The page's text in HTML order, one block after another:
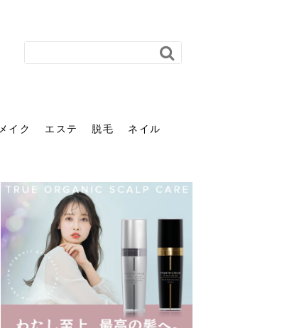
花粉で髪がパサパサするの
はなぜ？原因と落とし方・
肌に合う髪色、どう見つけ
る？「イエベ」「ブルベ」
40代のパーマがダレる原因
とは？自宅でできる復活術
前髪を薄くするための美容
院の頼み方とは？失敗しな
ヘッドスパで頭皮をケアし
よう！ヘッドスパの効果と
ストレスで髪の毛はどう変
わる？抜け毛・パサつきの
40代の髪を悩みに最適！韓
国発「ダリーフ」でヘアセ
メイク
「おしゃれ」と「身だしな
み」は違う。相手に信頼感
エステ
エステの勧誘が怖い人へ。
断ることは悪くない。自分
脱毛
「今さら」なんて言わせな
い。40代のVIO・顔脱毛、
ネイル
オフィスネイルでも「キラ
キラ」はOK？派手に見えな
ジュベルック スキンの効果
本気の痩身と体質改善に。